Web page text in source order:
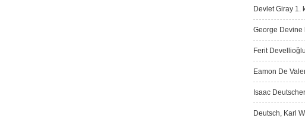
Devlet Giray 1.
George Devine
Ferit
Eamon De
Isaac
Deutsch, Karl